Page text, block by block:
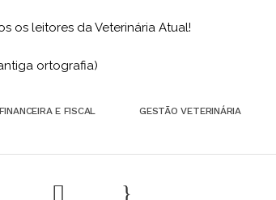
os leitores da Veterinária Atual!
ortografia)
E FISCAL GESTÃO VETERINÁRIA